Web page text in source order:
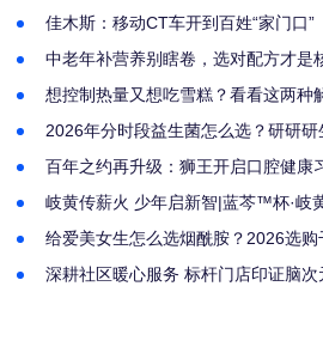
佳木斯：移动CT车开到百姓“家门口”
中老年补营养别瞎卷，选对配方才是
想控制热量又想吃雪糕？看看这两种
2026年分时段益生菌怎么选？研研
百年之约再升级：狮王开启口腔健康
岐黄传薪火 少年启新智|蓝芩™杯·岐
给爱美女生怎么选烟酰胺？2026选
深耕社区暖心服务 标杆门店印证脑次